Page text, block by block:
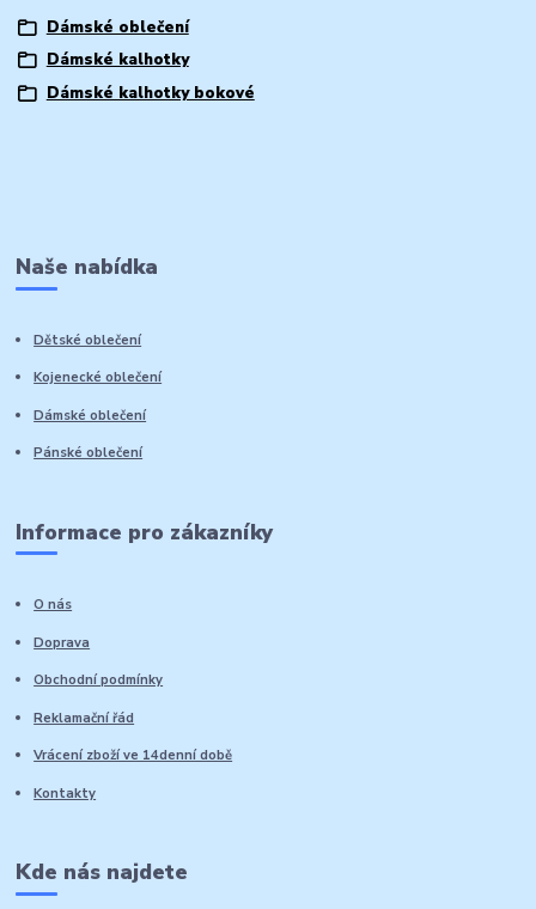
Dámské oblečení
Dámské kalhotky
Dámské kalhotky bokové
Naše nabídka
Dětské oblečení
Kojenecké oblečení
Dámské oblečení
Pánské oblečení
Informace pro zákazníky
O nás
Doprava
Obchodní podmínky
Reklamační řád
Vrácení zboží ve 14denní době
Kontakty
Kde nás najdete